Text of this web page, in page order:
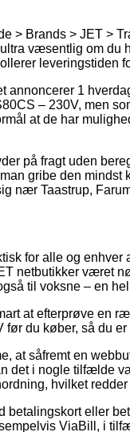
> Brands > JET >
væsentlig om du
leveringstiden
annoncerer 1
– 230V, men
at de har
på fragt uden
gribe den
nær Taastrup,
for alle og
netbutikker været
til voksne – en
at efterprøve en
du køber, så du
at såfremt en
det i nogle tilfælde
hvilket
betalingskort eller
ViaBill, i